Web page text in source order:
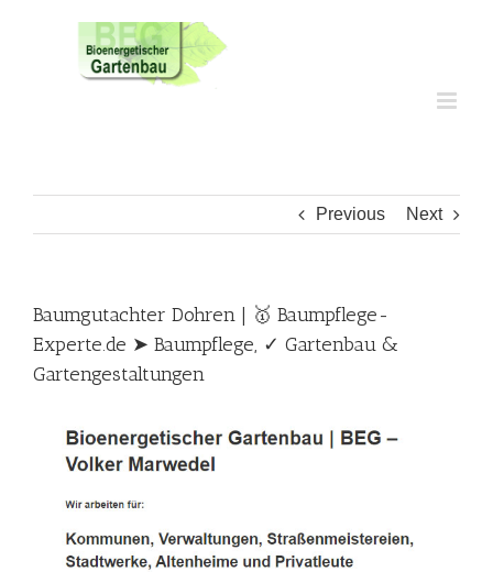
Previous Next
Baumgutachter Dohren | 🥇 Baumpflege-
Experte.de ➤ Baumpflege, ✓ Gartenbau &
Gartengestaltungen